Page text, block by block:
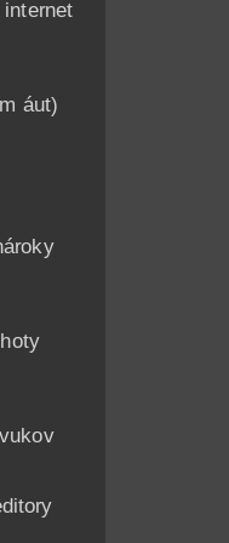
áut)